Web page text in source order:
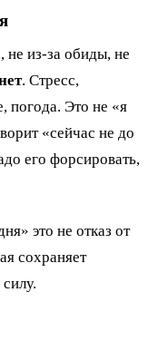
не из-за обиды, не
. Стресс,
погода. Это не «я
«сейчас не до
его форсировать,
это не отказ от
сохраняет